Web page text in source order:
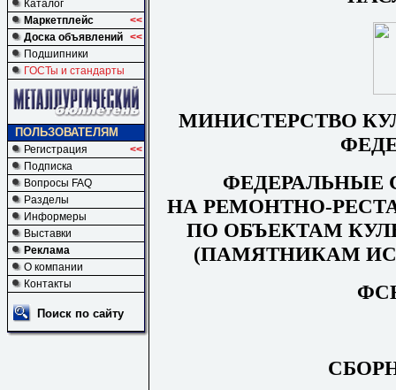
Каталог
Маркетплейс
<<
Доска объявлений <<
Подшипники
ГОСТы и стандарты
ПОЛЬЗОВАТЕЛЯМ
Регистрация
<<
Подписка
Вопросы FAQ
Разделы
Информеры
Выставки
Реклама
О компании
Контакты
Поиск по сайту
МИНИСТЕРСТВО
НА РЕМОНТНО-РЕСТ
ПО ОБЪЕКТАМ
(ПАМЯТНИКАМ